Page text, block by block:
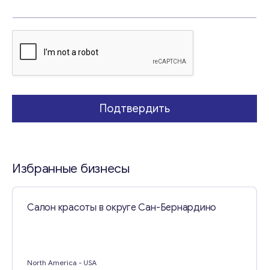
Подтвердить
Избранные бизнесы
Салон красоты в округе Сан-Бернардино
North America - USA